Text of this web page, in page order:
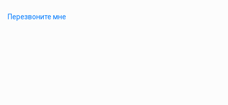
Перезвоните мне